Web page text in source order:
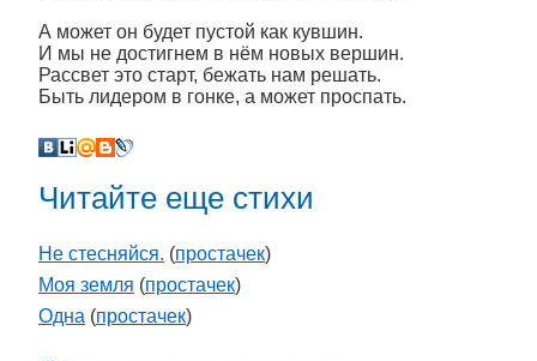
А может он будет пустой как кувшин.
И мы не достигнем в нём новых вершин.
Рассвет это старт, бежать нам решать.
Быть лидером в гонке, а может проспать.
Читайте еще стихи
Не стесняйся. (простачек)
Моя земля (простачек)
Одна (простачек)